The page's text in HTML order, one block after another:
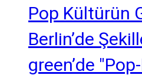
Pop Kültürün
Berlin’de
green’de